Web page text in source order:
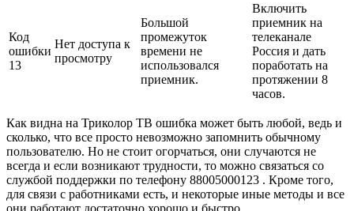
Код
ошибки
13
Нет доступа к
просмотру
Большой
промежуток
времени не
использовался
приемник.
Включить
приемник на
телеканале
Россия и дать
поработать на
протяжении 8
часов.
Как видна на Триколор ТВ ошибка может быть любой, ведь и
сколько, что все просто невозможно запомнить обычному
пользователю. Но не стоит огорчаться, они случаются не
всегда и если возникают трудности, то можно связаться со
службой поддержки по телефону 88005000123 . Кроме того,
для связи с работниками есть, и некоторые иные методы и все
они работают достаточно хорошо и быстро.